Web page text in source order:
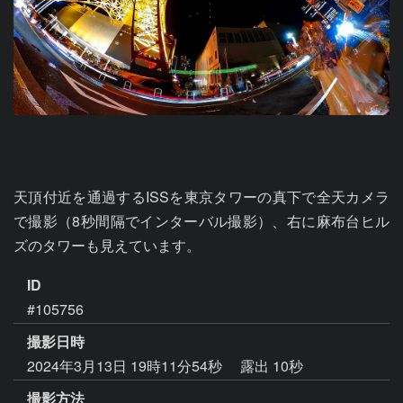
天頂付近を通過するISSを東京タワーの真下で全天カメラ
で撮影（8秒間隔でインターバル撮影）、右に麻布台ヒル
ズのタワーも見えています。
ID
#105756
撮影日時
2024年3月13日 19時11分54秒
露出 10秒
撮影方法